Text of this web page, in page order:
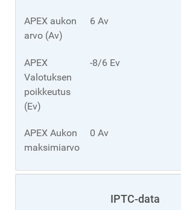
APEX aukon
arvo (Av)
6 Av
APEX
Valotuksen
poikkeutus
(Ev)
-8/6 Ev
APEX Aukon
maksimiarvo
0 Av
IPTC-data